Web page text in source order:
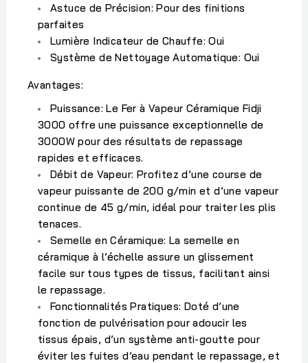
Astuce de Précision: Pour des finitions
parfaites
Lumière Indicateur de Chauffe: Oui
Système de Nettoyage Automatique: Oui
Avantages:
Puissance: Le Fer à Vapeur Céramique Fidji
3000 offre une puissance exceptionnelle de
3000W pour des résultats de repassage
rapides et efficaces.
Débit de Vapeur: Profitez d’une course de
vapeur puissante de 200 g/min et d’une vapeur
continue de 45 g/min, idéal pour traiter les plis
tenaces.
Semelle en Céramique: La semelle en
céramique à l’échelle assure un glissement
facile sur tous types de tissus, facilitant ainsi
le repassage.
Fonctionnalités Pratiques: Doté d’une
fonction de pulvérisation pour adoucir les
tissus épais, d’un système anti-goutte pour
éviter les fuites d’eau pendant le repassage, et